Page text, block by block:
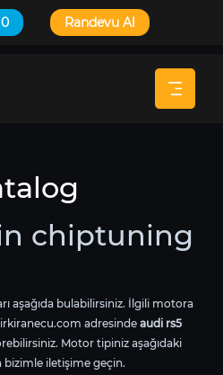
Randevu Al
chiptuning
aşağıda bulabilirsiniz. İlgili motora
adresinde audi rs5
Motor tipiniz aşağıdaki
bizimle iletişime geçin.